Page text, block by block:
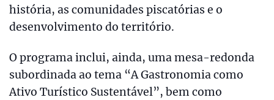
história, as comunidades piscatórias e o
desenvolvimento do território.
O programa inclui, ainda, uma mesa-redonda
subordinada ao tema “A Gastronomia como
Ativo Turístico Sustentável”, bem como